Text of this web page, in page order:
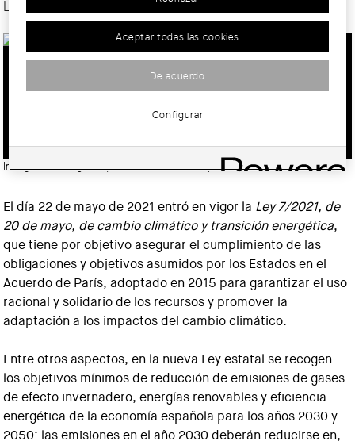
Listado de documentos de soporte profesional
PUBLICADA EN EL BOE LA NUEVA LEY
DE CAMBIO CLIMÁTICO Y TRANSICIÓN
Imatge:© Col·legi d'Arquitectes de Catalunya (COAC)
El día 22 de mayo de 2021 entró en vigor la Ley 7/2021, de
20 de mayo, de cambio climático y transición energética,
que tiene por objetivo asegurar el cumplimiento de las
obligaciones y objetivos asumidos por los Estados en el
Acuerdo de París, adoptado en 2015 para garantizar el uso
racional y solidario de los recursos y promover la
adaptación a los impactos del cambio climático.
Entre otros aspectos, en la nueva Ley estatal se recogen
los objetivos mínimos de reducción de emisiones de gases
de efecto invernadero, energías renovables y eficiencia
energética de la economía española para los años 2030 y
2050: las emisiones en el año 2030 deberán reducirse en,
Aceptar todas las cookies
De acuerdo
Configurar